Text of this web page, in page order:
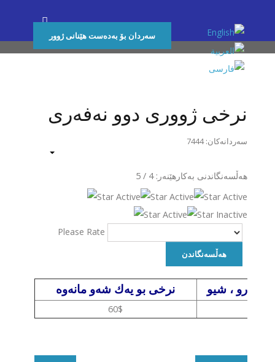
سەردان بۆ بەدەست هێنانی ژوور
نرخی ژووری دوو نەفەری
سەردانەكان: 7444
هەڵسەنگاندنى بەکارهێنەر:4
/
5
Please Rate
نرخی بو یەك شەو مانەوە نیوەرو ، شیو
60$